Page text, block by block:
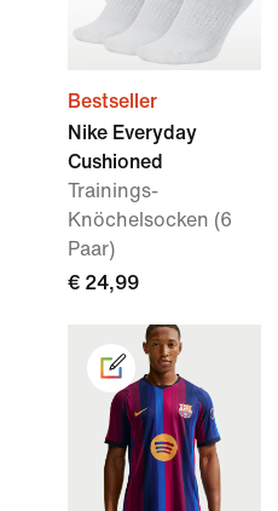
Bestseller
Nike Everyday
Cushioned
Trainings-
Knöchelsocken (6
Paar)
€ 24,99